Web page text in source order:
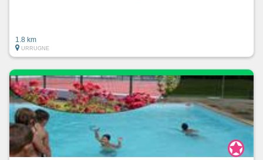
1.8 km
URRUGNE